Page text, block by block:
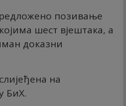
позивање
шест вјештака, а
доказни
на
БиХ.